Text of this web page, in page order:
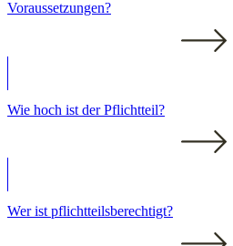
Voraussetzungen?
Wie hoch ist der Pflichtteil?
Wer ist pflichtteilsberechtigt?